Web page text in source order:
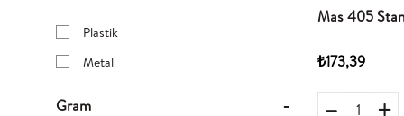
38MMX25MM
Plastik
Metal
Gram
Mas 405
₺173,39